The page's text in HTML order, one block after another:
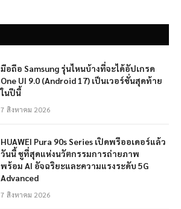
มือถือ Samsung รุ่นไหนบ้างที่จะได้อัปเกรด
One UI 9.0 (Android 17) เป็นเวอร์ชั่นสุดท้าย
ในปีนี้
7 สิงหาคม 2026
HUAWEI Pura 90s Series เปิดพรีออเดอร์แล้ว
วันนี้ ชูที่สุดแห่งนวัตกรรมการถ่ายภาพ
พร้อม AI อัจฉริยะและความแรงระดับ 5G
Advanced
7 สิงหาคม 2026